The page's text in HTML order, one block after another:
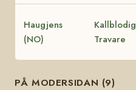
Haugjens
(NO)
Kallblodig
Travare
PÅ MODERSIDAN (9)